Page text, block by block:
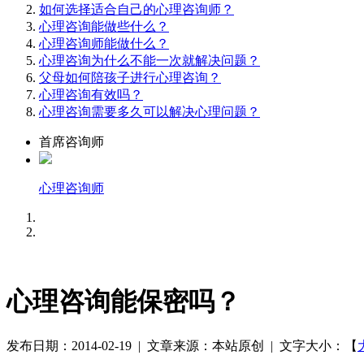
如何选择适合自己的心理咨询师？
心理咨询能做些什么？
心理咨询师能做什么？
心理咨询为什么不能一次就解决问题？
父母如何陪孩子进行心理咨询？
心理咨询有效吗？
心理咨询需要多久可以解决心理问题？
首席咨询师
心理咨询师
心理咨询能保密吗？
发布日期：2014-02-19 | 文章来源：本站原创 | 文字大小：【